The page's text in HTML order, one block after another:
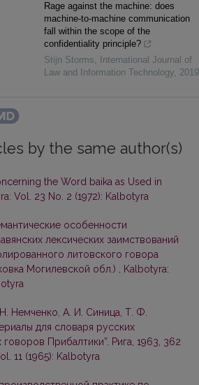
Rage against the machine: does
machine-to-machine communication
fall within the scope of the
confidentiality principle?
Stijn Storms,
International Journal of
Law and Information Technology, 2019
by the same author(s)
the Word baika as Used in
Vol. 23 No. 2 (1972): Kalbotyra
особенности
лексических заимствований
литовского говора
Могилевской обл.)
Kalbotyra:
Немченко, А. И. Синица, Т. Ф.
для словаря русских
говоров Прибалтики”. Рига, 1963, 362
11 (1965): Kalbotyra